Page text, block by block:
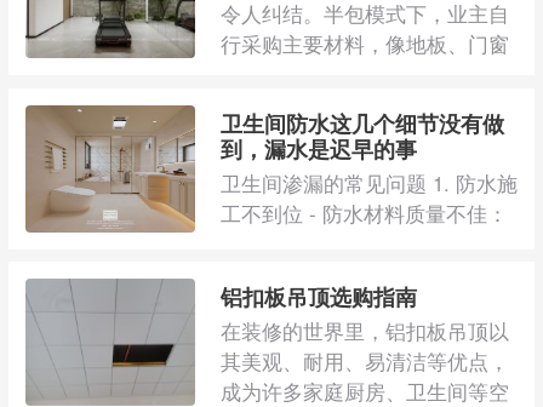
令人纠结。半包模式下，业主自
行采购主要材料，像地板、门窗
卫生间防水这几个细节没有做
到，漏水是迟早的事
卫生间渗漏的常见问题 1. 防水施
工不到位 - 防水材料质量不佳：
铝扣板吊顶选购指南
在装修的世界里，铝扣板吊顶以
其美观、耐用、易清洁等优点，
成为许多家庭厨房、卫生间等空